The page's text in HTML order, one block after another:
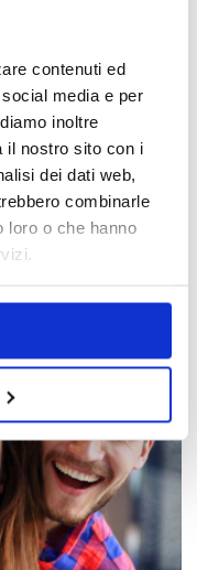
contenuti ed
media e per
inoltre
il nostro sito con i
dei dati web,
combinarle
loro o che hanno
che ti interessa!